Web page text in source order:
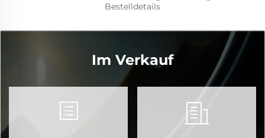
Bestelldetails
Im Verkauf